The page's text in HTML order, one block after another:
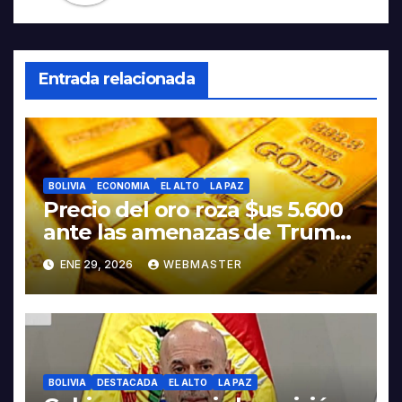
Entrada relacionada
BOLIVIA ECONOMIA EL ALTO LA PAZ
Precio del oro roza $us 5.600
ante las amenazas de Trump
contra Irán
ENE 29, 2026 WEBMASTER
BOLIVIA DESTACADA EL ALTO LA PAZ